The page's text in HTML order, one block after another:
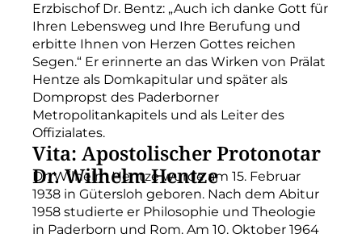
Erzbischof Dr. Bentz: „Auch ich danke Gott für
Ihren Lebensweg und Ihre Berufung und
erbitte Ihnen von Herzen Gottes reichen
Segen.“ Er erinnerte an das Wirken von Prälat
Hentze als Domkapitular und später als
Dompropst des Paderborner
Metropolitankapitels und als Leiter des
Offizialates.
Vita: Apostolischer Protonotar
Dr. Wilhelm Hentze
Dr. Wilhelm Hentze wurde am 15. Februar
1938 in Gütersloh geboren. Nach dem Abitur
1958 studierte er Philosophie und Theologie
in Paderborn und Rom. Am 10. Oktober 1964